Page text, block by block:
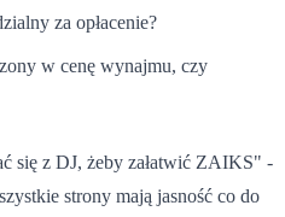
za opłacenie?
w cenę wynajmu, czy
się z DJ, żeby załatwić ZAIKS" -
strony mają jasność co do